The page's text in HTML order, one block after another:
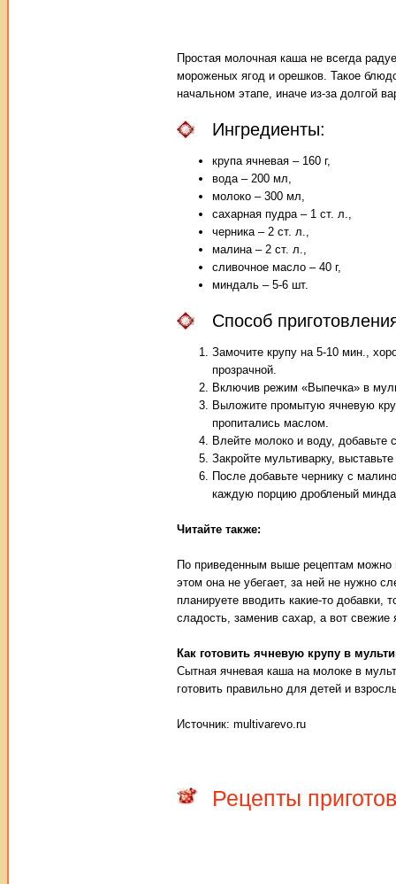
Простая молочная каша не всегда
мороженых ягод и орешков. Такое
начальном этапе, иначе из-за долгой
Ингредиенты:
крупа ячневая – 160 г,
вода – 200 мл,
молоко – 300 мл,
сахарная пудра – 1 ст. л.,
черника – 2 ст. л.,
малина – 2 ст. л.,
сливочное масло – 40 г,
миндаль – 5-6 шт.
Способ
Замочите крупу на 5-10 мин.,
прозрачной.
Включив режим «Выпечка» в
Выложите промытую ячневую
пропитались маслом.
Влейте молоко и воду, добавьте
Закройте мультиварку,
После добавьте чернику с
каждую порцию дробленый
Читайте также:
По приведенным выше рецептам можно
этом она не убегает, за ней не нужно
планируете вводить какие-то добавки,
сладость, заменив сахар, а вот
Как готовить ячневую крупу в
Сытная ячневая каша на молоке в
готовить правильно для детей и
Источник: multivarevo.ru
Рецепты